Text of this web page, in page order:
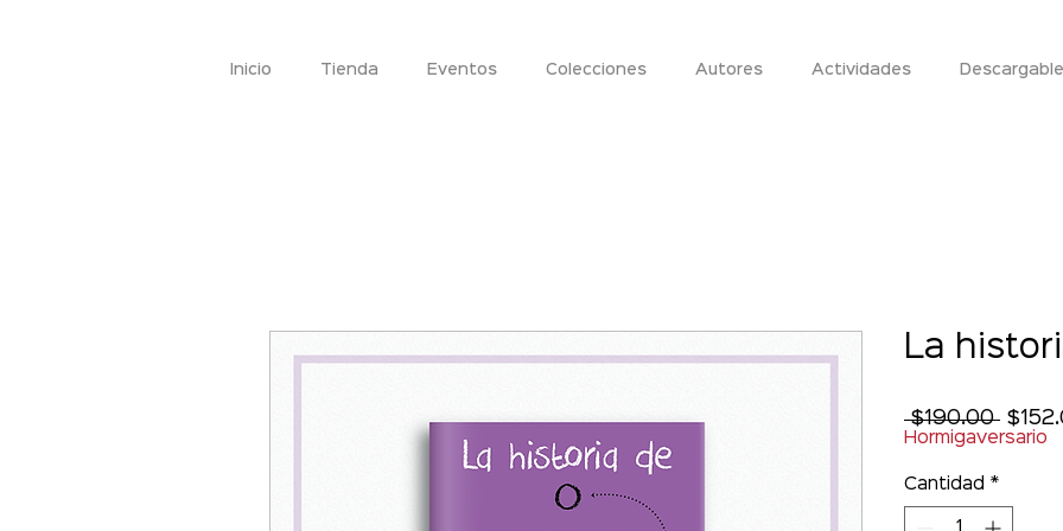
Inicio Tienda Eventos Colecciones Autores Actividades
La
$190.00
Hormigaversario
Cantidad *